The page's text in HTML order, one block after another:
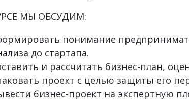
МЫ ОБСУДИМ:
понимание
до стартапа.
и рассчитать бизнес-план,
проект с целью защиты его
бизнес-проект на экспертную